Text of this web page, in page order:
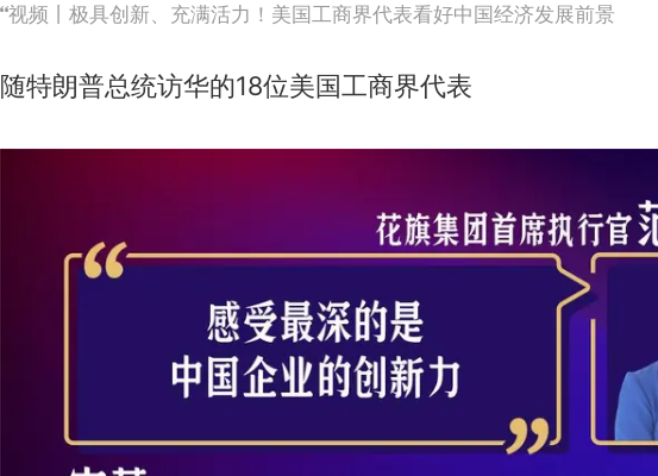
视频丨极具创新、充满活力！美国工商界代表看好中国经济发展前景
随特朗普总统访华的18位美国工商界代表